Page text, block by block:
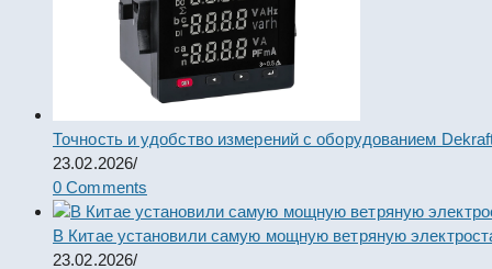
Точность и удобство измерений с оборудованием
23.02.2026/
0 Comments
В Китае установили самую мощную ветряную
23.02.2026/